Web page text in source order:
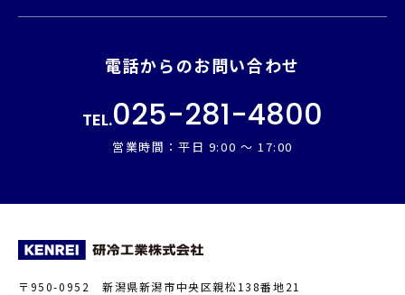
電話からのお問い合わせ
TEL.025-281-4800
営業時間：平日 9:00 ～ 17:00
〒950-0952 新潟県新潟市中央区親松138番地21